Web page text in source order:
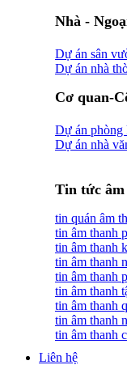
Nhà -
Dự án sân
Dự án nhà
Cơ quan-
Dự án phòng
Dự án nhà
Tin tức âm
tin quán âm
tin âm thanh
tin âm thanh
tin âm thanh
tin âm thanh
tin âm thanh
tin âm thanh
tin âm thanh
tin âm thanh
Liên hệ